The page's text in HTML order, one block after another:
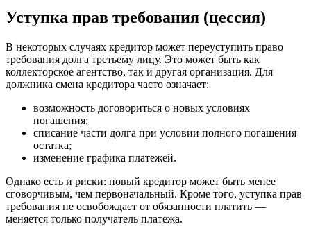
Уступка прав требования (цессия)
В некоторых случаях кредитор может переуступить право
требования долга третьему лицу. Это может быть как
коллекторское агентство, так и другая организация. Для
должника смена кредитора часто означает:
возможность договориться о новых условиях
погашения;
списание части долга при условии полного погашения
остатка;
изменение графика платежей.
Однако есть и риски: новый кредитор может быть менее
сговорчивым, чем первоначальный. Кроме того, уступка прав
требования не освобождает от обязанности платить —
меняется только получатель платежа.